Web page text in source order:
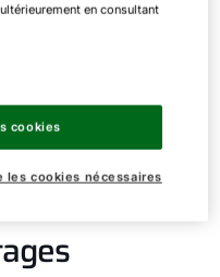
en acier avec
en consultant
les cookies nécessaires
cookies